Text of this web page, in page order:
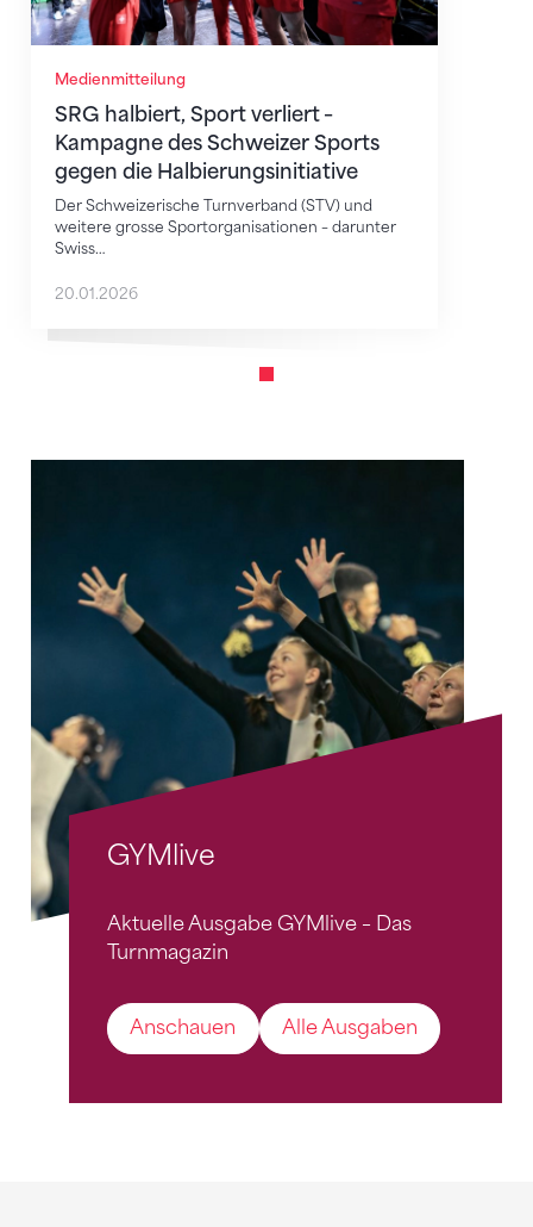
Medienmitteilung
SRG halbiert, Sport verliert –
Kampagne des Schweizer Sports
gegen die Halbierungsinitiative
Der Schweizerische Turnverband (STV) und
weitere grosse Sportorganisationen – darunter
Swiss…
20.01.2026
GYMlive
Aktuelle Ausgabe GYMlive – Das
Turnmagazin
Anschauen Alle Ausgaben